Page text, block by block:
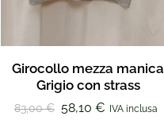
Girocollo mezza manica
Grigio con strass
83,00€ 58,10 € IVA inclusa